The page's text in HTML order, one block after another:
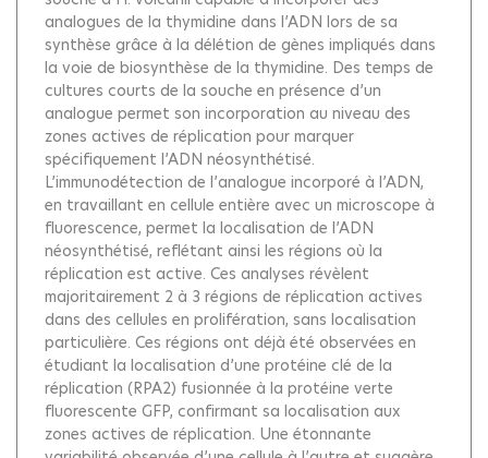
analogues de la thymidine dans l’ADN lors de sa
synthèse grâce à la délétion de gènes impliqués dans
la voie de biosynthèse de la thymidine. Des temps de
cultures courts de la souche en présence d’un
analogue permet son incorporation au niveau des
zones actives de réplication pour marquer
spécifiquement l’ADN néosynthétisé.
L’immunodétection de l’analogue incorporé à l’ADN,
en travaillant en cellule entière avec un microscope à
fluorescence, permet la localisation de l’ADN
néosynthétisé, reflétant ainsi les régions où la
réplication est active. Ces analyses révèlent
majoritairement 2 à 3 régions de réplication actives
dans des cellules en prolifération, sans localisation
particulière. Ces régions ont déjà été observées en
étudiant la localisation d’une protéine clé de la
réplication (RPA2) fusionnée à la protéine verte
fluorescente GFP, confirmant sa localisation aux
zones actives de réplication. Une étonnante